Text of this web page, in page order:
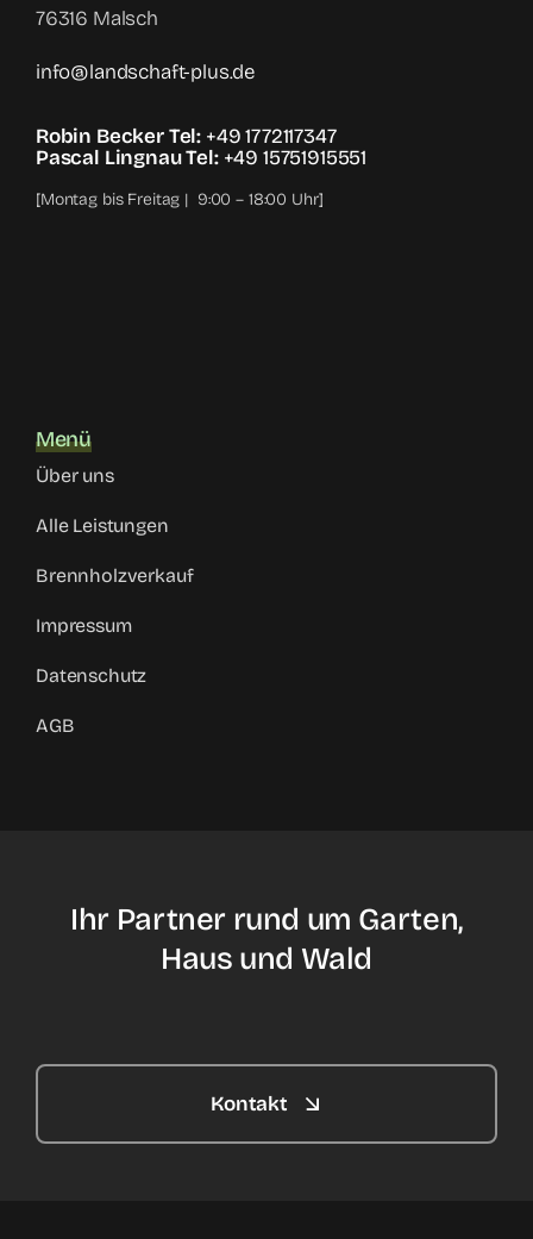
76316 Malsch
info@landschaft-plus.de
Robin Becker Tel: +49 1772117347
Pascal Lingnau Tel:+49 15751915551
[Montag bis Freitag | 9:00 – 18:00 Uhr]
Menü
Über uns
Alle Leistungen
Brennholzverkauf
Impressum
Datenschutz
AGB
Ihr Partner rund um Garten,
Haus und Wald
Kontakt